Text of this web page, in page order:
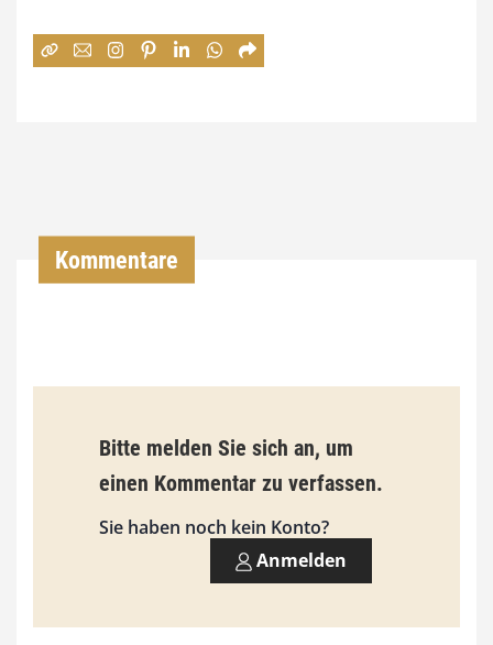
7
4
9
,
0
0
Kommentare
Bitte melden Sie sich an, um
einen Kommentar zu verfassen.
Sie haben noch kein Konto?
Anmelden